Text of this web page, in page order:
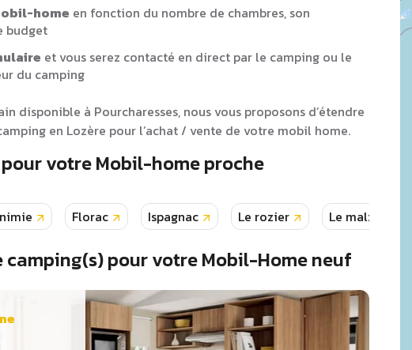
home en fonction du nombre de chambres, son
budget
et vous serez contacté en direct par le camping ou le
du camping
disponible à Pourcharesses, nous vous proposons d’étendre
en Lozère pour l’achat / vente de votre mobil home.
votre Mobil-home proche
Florac Ispagnac Le rozier Le malzieu ville
pour votre Mobil-Home neuf